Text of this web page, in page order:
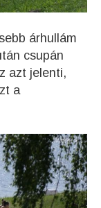
árhullám
csupán
azt jelenti,
a